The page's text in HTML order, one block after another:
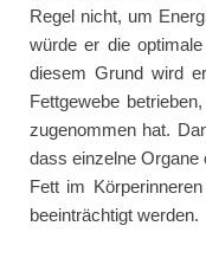
Regel nicht, um
würde er die
diesem Grund wird
Fettgewebe
zugenommen hat.
dass einzelne Organe
Fett im
beeinträchtigt werden.